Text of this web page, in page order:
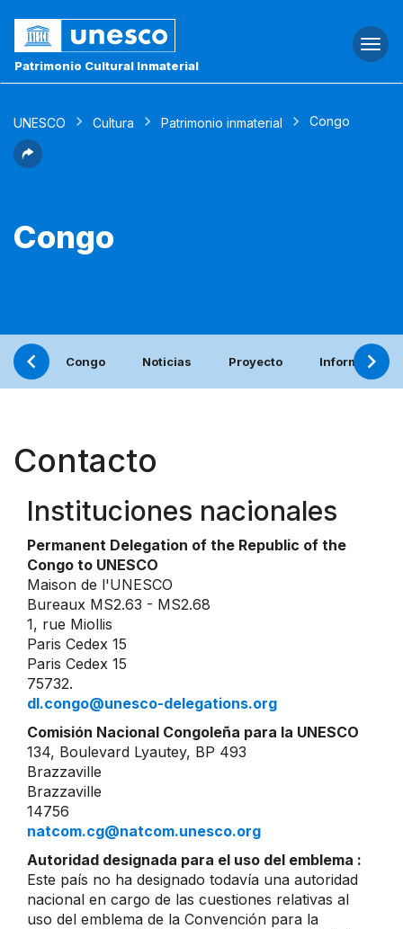
Patrimonio Cultural Inmaterial
UNESCO Cultura Patrimonio inmaterial Congo
Congo
Congo Noticias Proyecto Informe
Contacto
Instituciones nacionales
Permanent Delegation of the Republic of the
Congo to UNESCO
Maison de l'UNESCO
Bureaux MS2.63 - MS2.68
1, rue Miollis
Paris Cedex 15
Paris Cedex 15
75732.
dl.congo@unesco-delegations.org
Comisión Nacional Congoleña para la UNESCO
134, Boulevard Lyautey, BP 493
Brazzaville
Brazzaville
14756
natcom.cg@natcom.unesco.org
Autoridad designada para el uso del emblema :
Este país no ha designado todavía una autoridad
nacional en cargo de las cuestiones relativas al
uso del emblema de la Convención para la